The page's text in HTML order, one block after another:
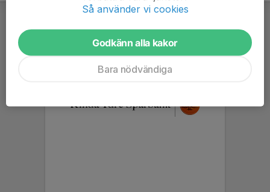
Så använder vi cookies
Godkänn alla kakor
Bara nödvändiga